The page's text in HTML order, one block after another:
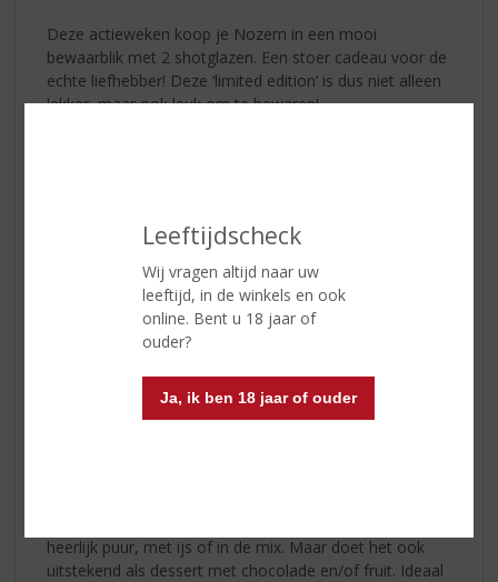
Leeftijdscheck
Wij vragen altijd naar uw
leeftijd, in de winkels en ook
online. Bent u 18 jaar of
ouder?
Ja, ik ben 18 jaar of ouder
Deze actieweken koop je Nozem in een mooi
bewaarblik met 2 shotglazen. Een stoer cadeau voor de
echte liefhebber! Deze ‘limited edition’ is dus niet alleen
lekker, maar ook leuk om te bewaren!
🍯 Schrobbelèr geschenkverpakking
De Tilburgse klassieker in een feestelijk jasje: een fles
Schrobbelèr met twee shotglazen. Perfect voor een
heerlijk puur, met ijs of in de mix. Maar doet het ook
uitstekend als dessert met chocolade en/of fruit. Ideaal